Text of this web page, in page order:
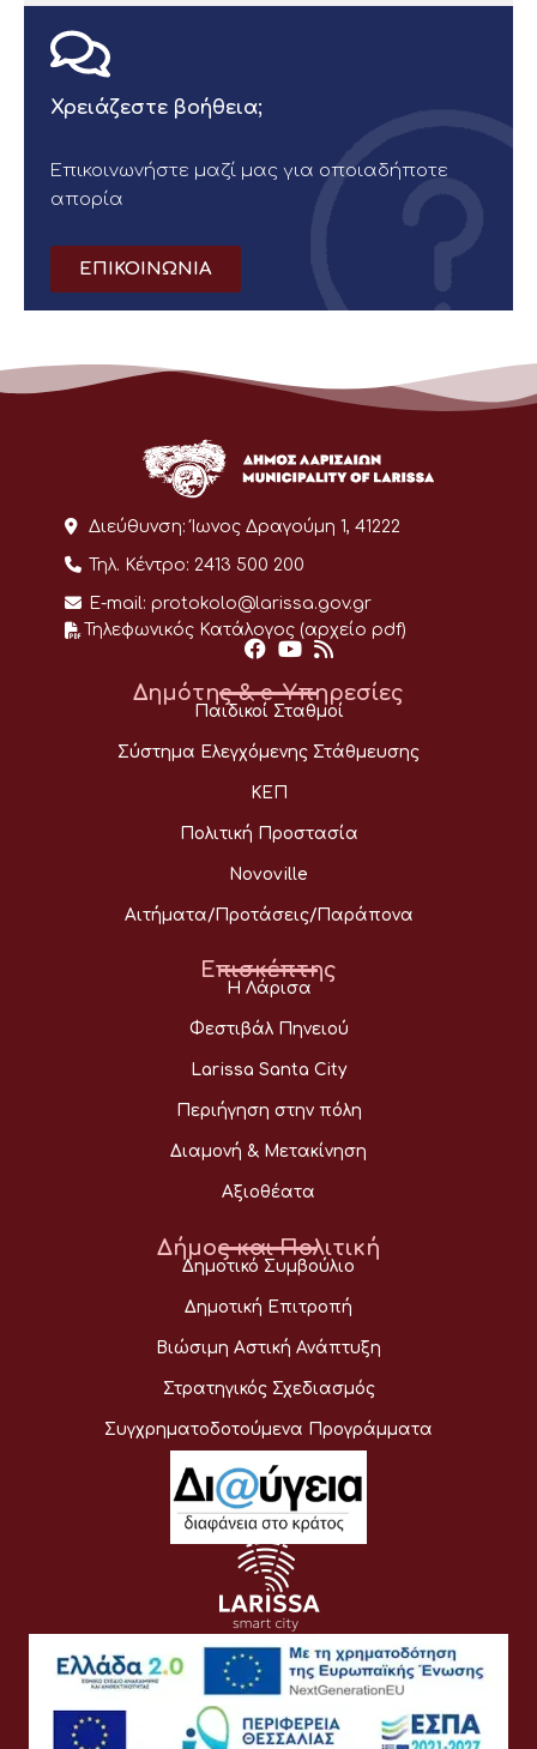
Χρειάζεστε βοήθεια;
Επικοινωνήστε μαζί μας για οποιαδήποτε
απορία
ΕΠΙΚΟΙΝΩΝΙΑ
Διεύθυνση: Ίωνος Δραγούμη 1, 41222
Τηλ. Κέντρο: 2413 500 200
E-mail: protokolo@larissa.gov.gr
Τηλεφωνικός Κατάλογος (αρχείο pdf)
Δημότης & e-Υπηρεσίες
Παιδικοί Σταθμοί
Σύστημα Ελεγχόμενης Στάθμευσης
ΚΕΠ
Πολιτική Προστασία
Novoville
Αιτήματα/Προτάσεις/Παράπονα
Επισκέπτης
Η Λάρισα
Φεστιβάλ Πηνειού
Larissa Santa City
Περιήγηση στην πόλη
Διαμονή & Μετακίνηση
Αξιοθέατα
Δήμος και Πολιτική
Δημοτικό Συμβούλιο
Δημοτική Επιτροπή
Βιώσιμη Αστική Ανάπτυξη
Στρατηγικός Σχεδιασμός
Συγχρηματοδοτούμενα Προγράμματα